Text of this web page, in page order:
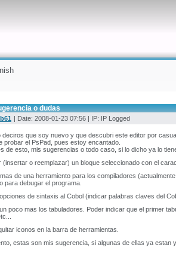
o dudas
| Date: 2008-01-23 07:56 | IP: IP Logged
deciros que soy nuevo y que descubri este editor por
probar el PsPad, pues estoy encantado.
de esto, mis sugerencias o todo caso, si lo dicho ya lo
(insertar o reemplazar) un bloque seleccionado con el
de una herramiento para los compiladores
para debugar el programa.
de sintaxis al Cobol (indicar palabras claves del
poco mas los tabuladores. Poder indicar que el primer
iconos en la barra de herramientas.
estas son mis sugerencia, si algunas de ellas ya estan